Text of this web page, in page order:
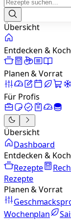
Übersicht
Entdecken &
Planen & Vorrat
Für Profis
Übersicht
Dashboard
Entdecken &
Rezepte
Rezepte
Planen & Vorrat
Wochenplan